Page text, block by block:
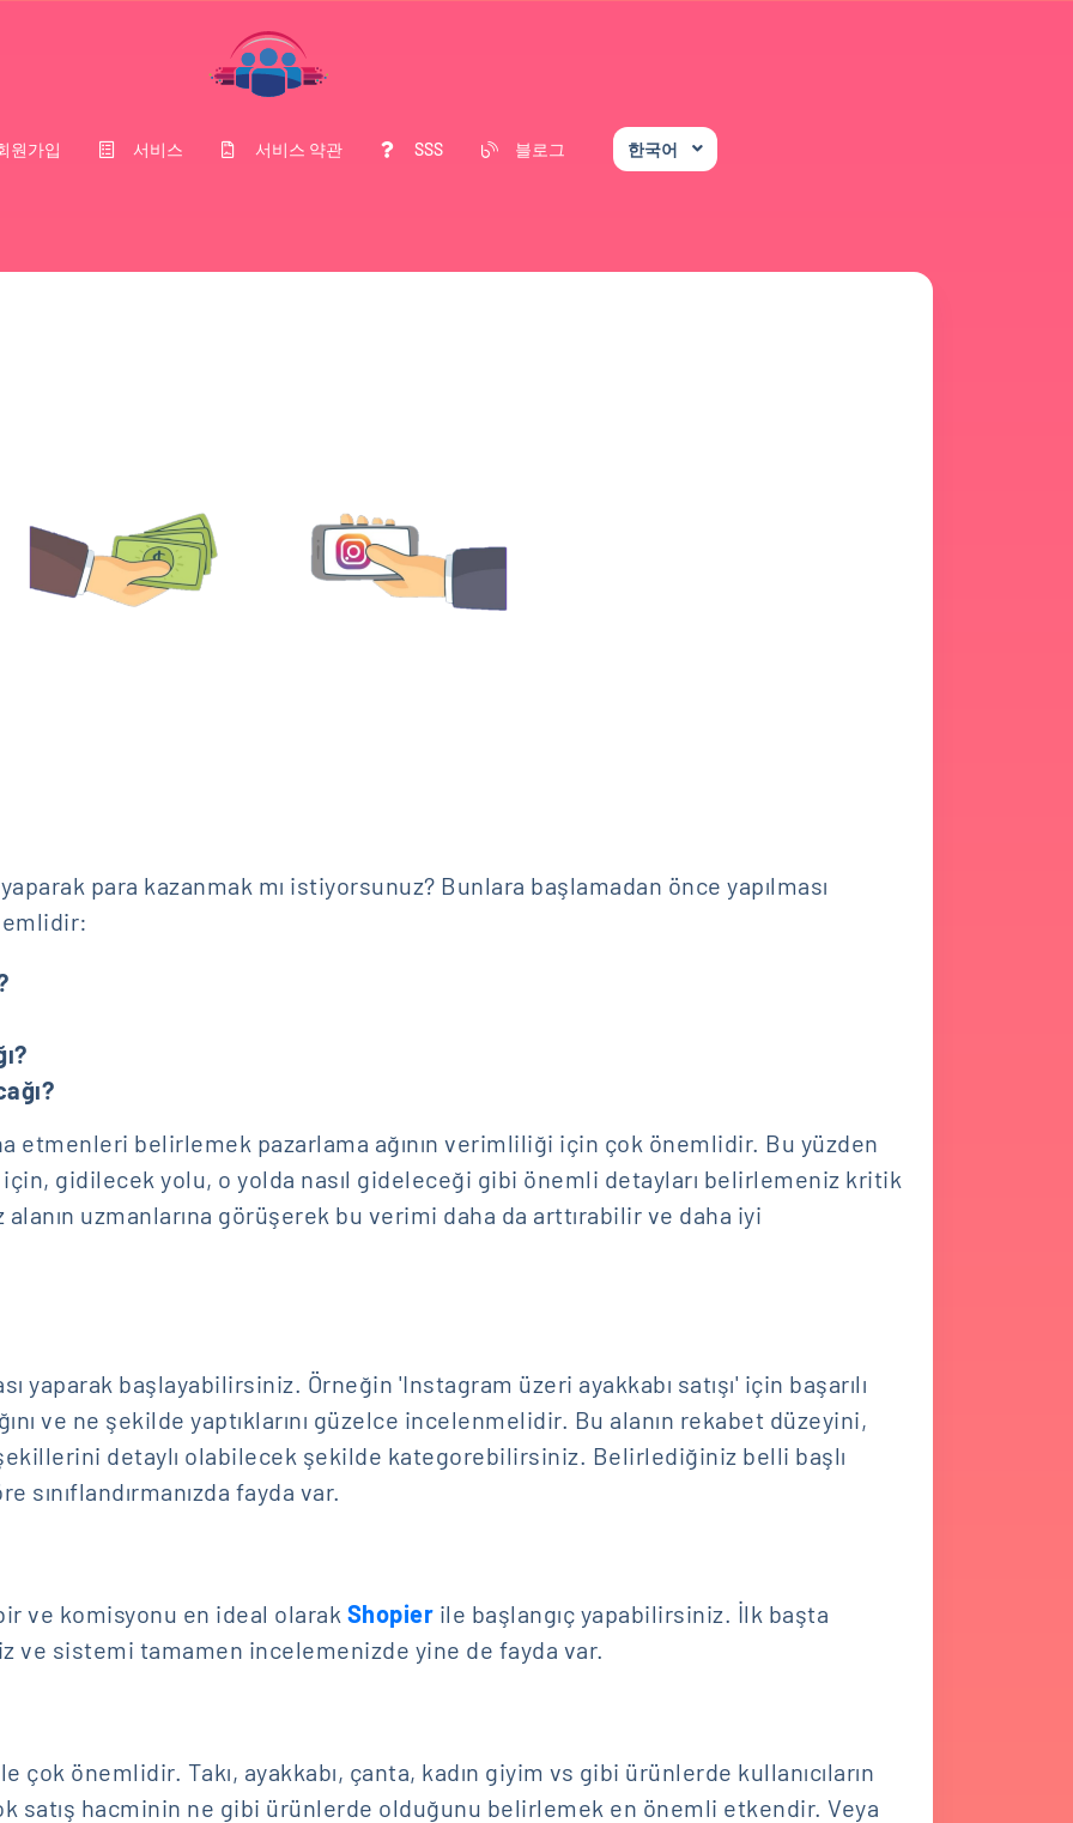
원가입 서비스 서비스 약관 SSS 블로그 한국어
para kazanmak mı istiyorsunuz? Bunlara başlamadan önce yapılması
etmenleri belirlemek pazarlama ağının verimliliği için çok önemlidir. Bu yüzden
gidilecek yolu, o yolda nasıl gideleceği gibi önemli detayları belirlemeniz kritik
uzmanlarına görüşerek bu verimi daha da arttırabilir ve daha iyi
yaparak başlayabilirsiniz. Örneğin 'Instagram üzeri ayakkabı satışı' için başarılı
ve ne şekilde yaptıklarını güzelce incelenmelidir. Bu alanın rekabet düzeyini,
detaylı olabilecek şekilde kategorebilirsiniz. Belirlediğiniz belli başlı
sınıflandırmanızda fayda var.
ve komisyonu en ideal olarak Shopier ile başlangıç yapabilirsiniz. İlk başta
sistemi tamamen incelemenizde yine de fayda var.
önemlidir. Takı, ayakkabı, çanta, kadın giyim vs gibi ürünlerde kullanıcıların
satış hacminin ne gibi ürünlerde olduğunu belirlemek en önemli etkendir. Veya